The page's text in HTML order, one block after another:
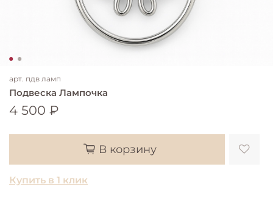
арт. пдв ламп
Подвеска Лампочка
4 500 ₽
В корзину
Купить в 1 клик